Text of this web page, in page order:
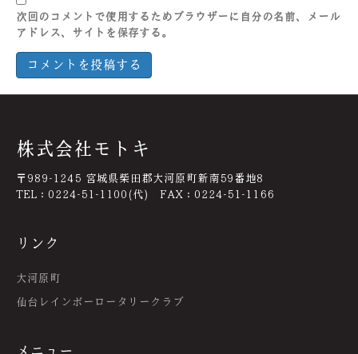
次回のコメントで使用するためブラウザーに自分の名前、メール
アドレス、サイトを保存する。
株式会社モトキ
〒989-1245 宮城県柴田郡大河原町新南59番地8
TEL：0224-51-1100(代) FAX：0224-51-1166
リンク
大河原町
仙台レインボーロータリークラブ
メニュー